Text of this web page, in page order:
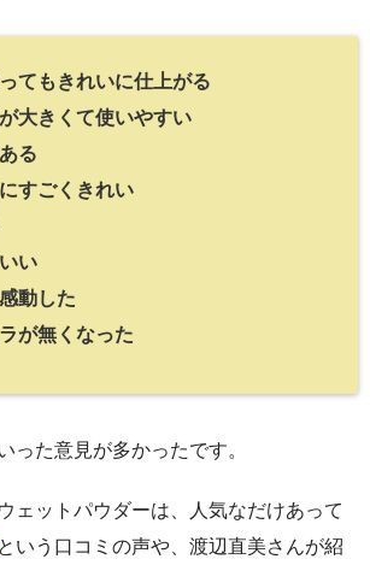
てもきれいに仕上がる
大きくて使いやすい
る
すごくきれい
い
動した
が無くなった
った意見が多かったです。
ェットパウダーは、人気なだけあって
という口コミの声や、渡辺直美さんが紹